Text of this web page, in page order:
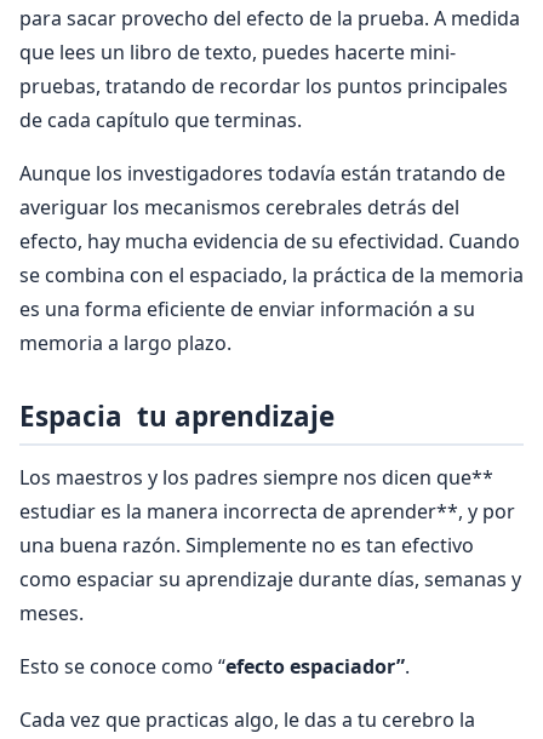
para sacar provecho del efecto de la prueba. A medida
que lees un libro de texto, puedes hacerte mini-
pruebas, tratando de recordar los puntos principales
de cada capítulo que terminas.
Aunque los investigadores todavía están tratando de
averiguar los mecanismos cerebrales detrás del
efecto, hay mucha evidencia de su efectividad. Cuando
se combina con el espaciado, la práctica de la memoria
es una forma eficiente de enviar información a su
memoria a largo plazo.
Espacia tu aprendizaje
Los maestros y los padres siempre nos dicen que**
estudiar es la manera incorrecta de aprender**, y por
una buena razón. Simplemente no es tan efectivo
como espaciar su aprendizaje durante días, semanas y
meses.
Esto se conoce como “efecto espaciador”.
Cada vez que practicas algo, le das a tu cerebro la